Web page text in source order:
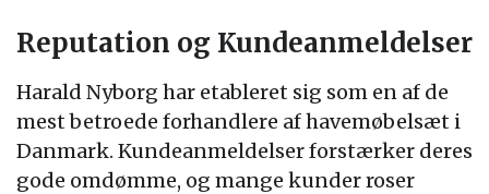
Reputation og Kundeanmeldelser
Harald Nyborg har etableret sig som en af de
mest betroede forhandlere af havemøbelsæt i
Danmark. Kundeanmeldelser forstærker deres
gode omdømme, og mange kunder roser